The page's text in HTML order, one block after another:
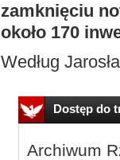
zamknięciu
około 170
Według
Dostęp do
Archiwum